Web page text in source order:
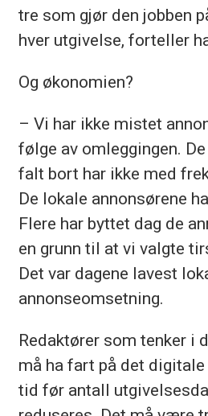
tre som gjør den jobben
hver utgivelse, forteller
Og økonomien?
– Vi har ikke mistet
følge av omleggingen.
falt bort har ikke med
De lokale annonsørene
Flere har byttet dag de
en grunn til at vi valgte
Det var dagene lavest
annonseomsetning.
Redaktører som tenker i
må ha fart på det
tid før antall